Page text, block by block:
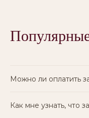
Можно ли оплатить
Как мне узнать, что